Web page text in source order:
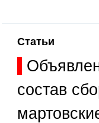
Статьи
состав